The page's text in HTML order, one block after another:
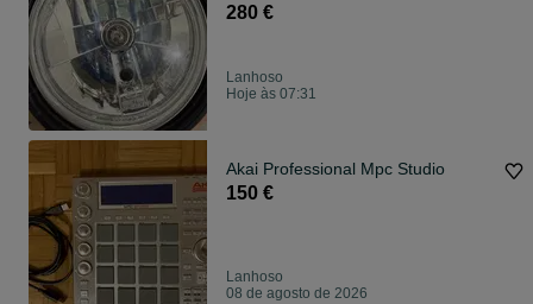
280 €
Lanhoso
Hoje às 07:31
Akai Professional Mpc Studio
150 €
Lanhoso
08 de agosto de 2026